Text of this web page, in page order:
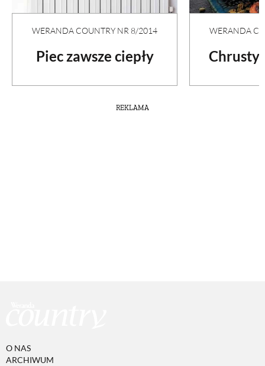
WERANDA COUNTRY NR 8/2014
Piec zawsze ciepły
WERANDA
Chrusty
REKLAMA
O NAS
ARCHIWUM